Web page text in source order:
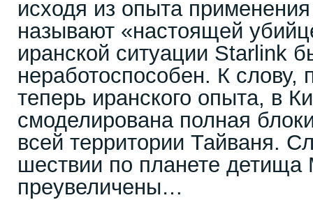
исходя из опыта
называют «настоящей
иранской ситуации Starlink
неработоспособен. К
теперь иранского опыта, в
смоделирована полная
всей территории Тайваня.
шествии по планете
преувеличены…